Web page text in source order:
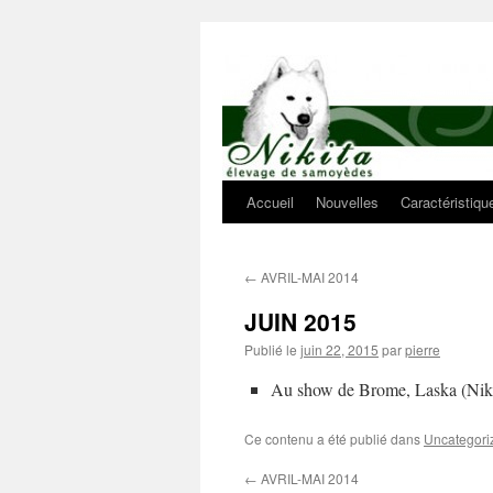
Accueil Nouvelles
← AVRIL-MAI 2014
JUIN 2015
Publié le juin 22, 2015 parpierre
Au show de Brome, Laska
Ce contenu a été publié dans
← AVRIL-MAI 2014